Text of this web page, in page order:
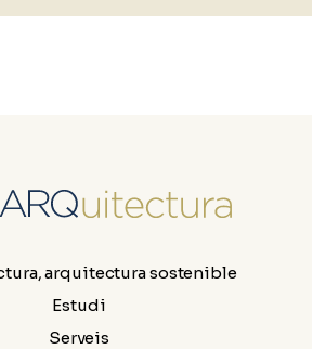
arquitectura sostenible
Estudi
Serveis